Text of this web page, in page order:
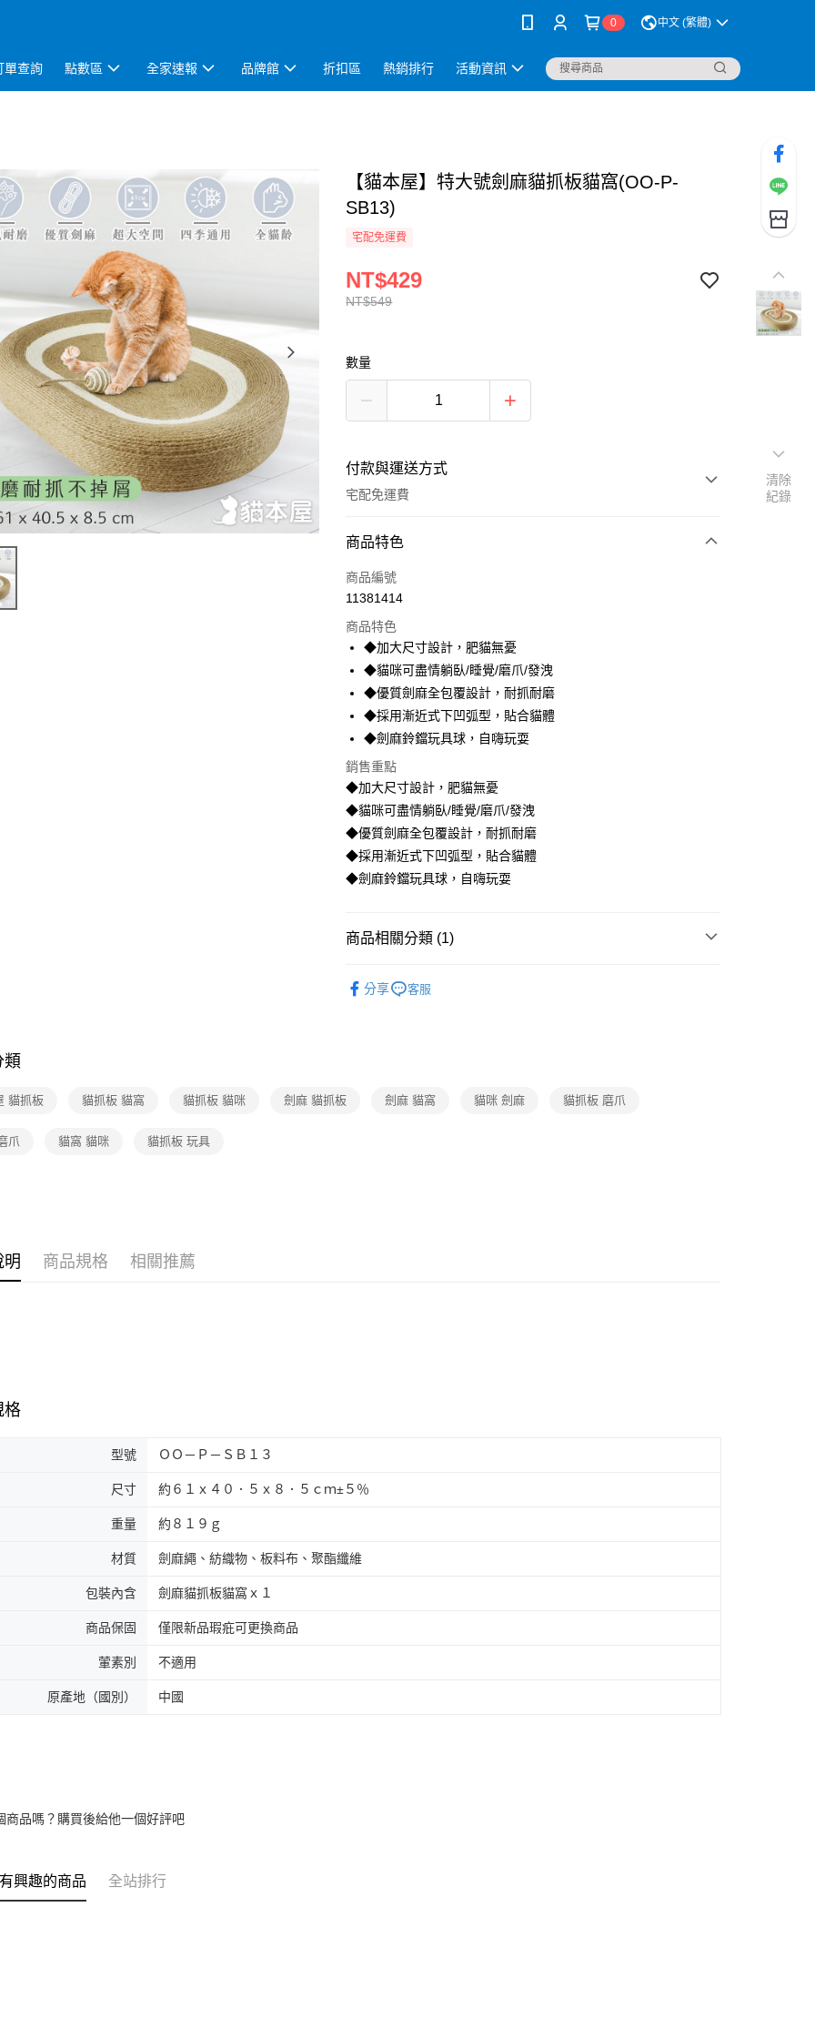
0 中文 (繁體)
單查詢 點數區 全家速報 品牌館 折扣區 熱銷排行 活動資訊
【貓本屋】特大號劍麻貓抓板貓窩(OO-P-
SB13)
宅配免運費
NT$549
NT$429
數量
付款與運送方式
宅配免運費
付款方式
全家線上支付
運送方式
本島宅配-活動商品
免運費
離島宅配-常溫商品
商品特色
商品編號
11381414
商品特色
◆加大尺寸設計，肥貓無憂
◆貓咪可盡情躺臥/睡覺/磨爪/發洩
◆優質劍麻全包覆設計，耐抓耐磨
◆採用漸近式下凹弧型，貼合貓體
◆劍麻鈴鐺玩具球，自嗨玩耍
銷售重點
◆加大尺寸設計，肥貓無憂
◆貓咪可盡情躺臥/睡覺/磨爪/發洩
◆優質劍麻全包覆設計，耐抓耐磨
◆採用漸近式下凹弧型，貼合貓體
◆劍麻鈴鐺玩具球，自嗨玩耍
商品相關分類 (1)
分享
客服
類
貓抓板 貓抓板 貓窩 貓抓板 貓咪 劍麻 貓抓板 劍麻 貓窩 貓咪 劍麻 貓抓板 磨爪
爪 貓窩 貓咪 貓抓板 玩具
明 商品規格 相關推薦
格
型號 ＯＯ－Ｐ－ＳＢ１３
尺寸 約６１ｘ４０．５ｘ８．５ｃｍ±５％
重量 約８１９ｇ
材質 劍麻繩、紡織物、板料布、聚酯纖維
包裝內含 劍麻貓抓板貓窩ｘ１
商品保固 僅限新品瑕疪可更換商品
葷素別 不適用
原產地（國別） 中國
商品嗎？購買後給他一個好評吧
興趣的商品 全站排行
清除
紀錄